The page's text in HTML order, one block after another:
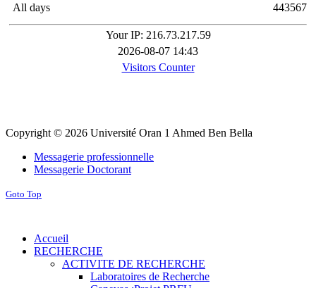
All days
443567
Your IP: 216.73.217.59
2026-08-07 14:43
Visitors Counter
Copyright © 2026 Université Oran 1 Ahmed Ben Bella
Messagerie professionnelle
Messagerie Doctorant
Goto Top
Accueil
RECHERCHE
ACTIVITE DE RECHERCHE
Laboratoires de Recherche